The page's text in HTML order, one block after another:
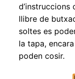
d’instruccions
llibre de
soltes es
la tapa,
poden cosir.